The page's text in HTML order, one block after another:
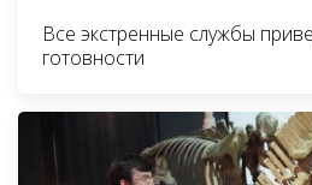
Все экстренные службы
готовности